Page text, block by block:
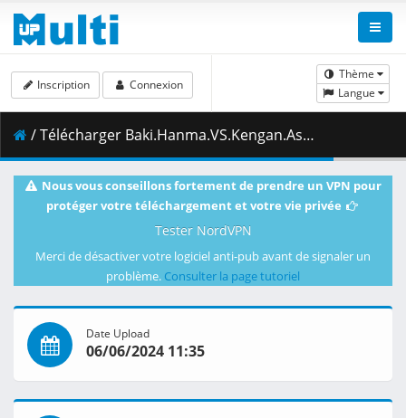
Thème
Langue
Inscription Connexion
/ Télécharger Baki.Hanma.VS.Kengan.Ashura.2024.1080p.NF.WEB-DL.MULTi.DDP5.1.H.264.MSubs-ToonsHub.mkv.003 ( 467.90 MB )
Nous vous conseillons fortement de prendre un VPN pour
protéger votre téléchargement et votre vie privée
Tester NordVPN
Merci de désactiver votre logiciel anti-pub avant de signaler un
problème. Consulter la page tutoriel
Date Upload
06/06/2024 11:35